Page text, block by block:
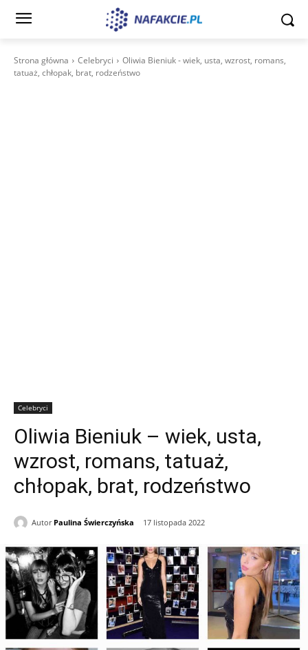
Strona główna Celebryci
Oliwia Bieniuk - wiek, usta, wzrost, romans,
tatuaż, chłopak, brat, rodzeństwo
Celebryci
Oliwia Bieniuk – wiek, usta,
wzrost, romans, tatuaż,
chłopak, brat, rodzeństwo
Autor Paulina Świerczyńska 17 listopada 2022